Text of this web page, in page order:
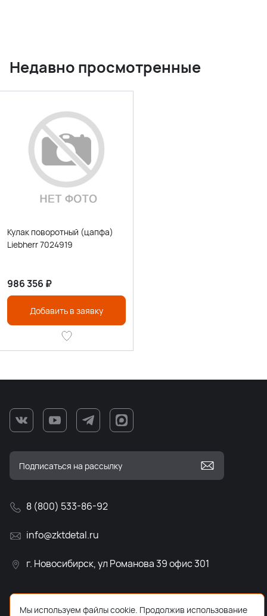
Недавно просмотренные
Кулак поворотный (цапфа)
Liebherr 7024919
986 356 ₽
Добавить в заявку
8 (800) 533-86-92
info@zktdetal.ru
г. Новосибирск, ул Романова 39 офис 301
Мы используем файлы cookie. Продолжив использование